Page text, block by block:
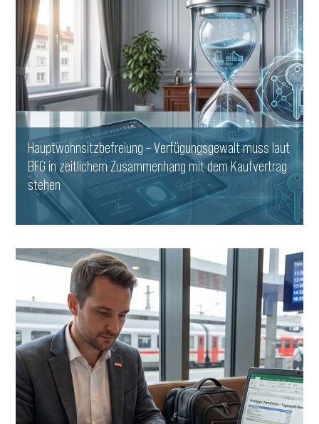
Hauptwohnsitz​­befreiung – Verfügungsgewalt muss laut
BFG in zeitlichem Zusammenhang mit dem Kaufvertrag
stehen
WEITERLESEN